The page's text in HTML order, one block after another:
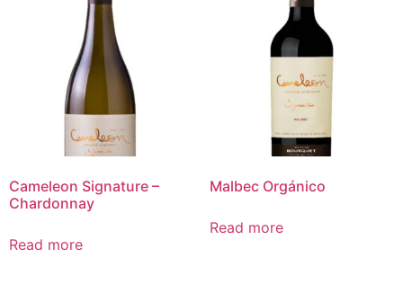
Cameleon Signature –
Chardonnay
Read more
Malbec Orgánico
Read more